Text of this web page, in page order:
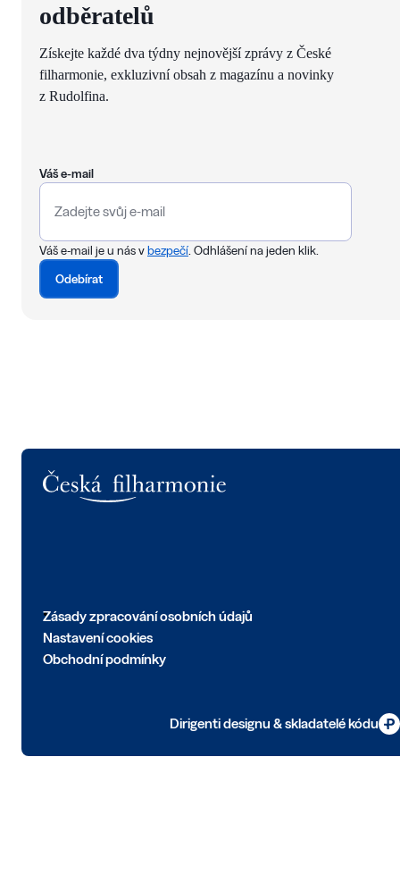
odběratelů
Získejte každé dva týdny nejnovější zprávy z České
filharmonie, exkluzivní obsah z magazínu a novinky
z Rudolfina.
Váš e-mail
Váš e-mail je u nás vbezpečí . Odhlášení na jeden klik.
Odebírat
Zásady zpracování osobních údajů
Nastavení cookies
Obchodní podmínky
Dirigenti designu & skladatelé kódu